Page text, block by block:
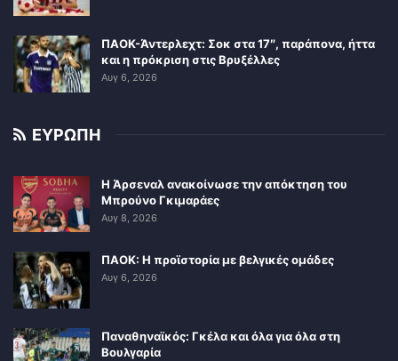
ΠΑΟΚ-Άντερλεχτ: Σοκ στα 17″, παράπονα, ήττα
και η πρόκριση στις Βρυξέλλες
Αυγ 6, 2026
ΕΥΡΩΠΗ
Η Άρσεναλ ανακοίνωσε την απόκτηση του
Μπρούνο Γκιμαράες
Αυγ 8, 2026
ΠΑΟΚ: Η προϊστορία με βελγικές ομάδες
Αυγ 6, 2026
Παναθηναϊκός: Γκέλα και όλα για όλα στη
Βουλγαρία